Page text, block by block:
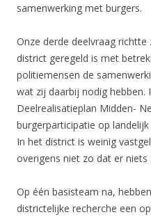
samenwerking met burgers.
Onze derde deelvraag
district geregeld is met
politiemensen de
wat zij daarbij nodig hebben.
Deelrealisatieplan Midden-
burgerparticipatie op
In het district is weinig
overigens niet zo dat er niets
Op één basisteam na,
districtelijke recherche een